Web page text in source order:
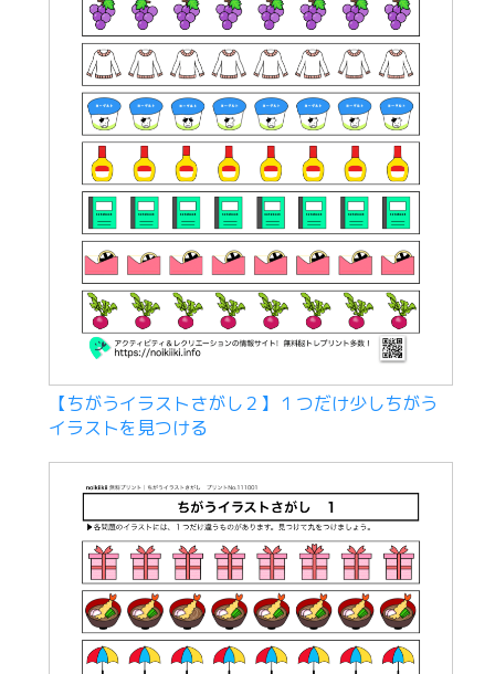
【ちがうイラストさがし２】１つだけ少しちがう
イラストを見つける